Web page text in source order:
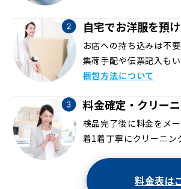
自宅でお洋服を預
お店への持ち込みは不
集荷手配や伝票記入もい
梱包方法について
料金確定・クリー
検品完了後に料金をメ
着1着丁寧にクリーニン
料金表は